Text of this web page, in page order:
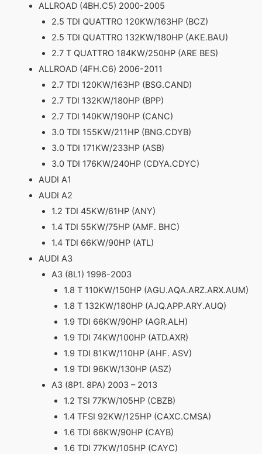
ALLROAD (4BH.C5) 2000-2005
2.5 TDI QUATTRO 120KW/163HP (BCZ)
2.5 TDI QUATTRO 132KW/180HP (AKE.BAU)
2.7 T QUATTRO 184KW/250HP (ARE BES)
ALLROAD (4FH.C6) 2006-2011
2.7 TDI 120KW/163HP (BSG.CAND)
2.7 TDI 132KW/180HP (BPP)
2.7 TDI 140KW/190HP (CANC)
3.0 TDI 155KW/211HP (BNG.CDYB)
3.0 TDI 171KW/233HP (ASB)
3.0 TDI 176KW/240HP (CDYA.CDYC)
AUDI A1
AUDI A2
1.2 TDI 45KW/61HP (ANY)
1.4 TDI 55KW/75HP (AMF. BHC)
1.4 TDI 66KW/90HP (ATL)
AUDI A3
A3 (8L1) 1996-2003
1.8 T 110KW/150HP (AGU.AQA.ARZ.ARX.AUM)
1.8 T 132KW/180HP (AJQ.APP.ARY.AUQ)
1.9 TDI 66KW/90HP (AGR.ALH)
1.9 TDI 74KW/100HP (ATD.AXR)
1.9 TDI 81KW/110HP (AHF. ASV)
1.9 TDI 96KW/130HP (ASZ)
A3 (8P1. 8PA) 2003 – 2013
1.2 TSI 77KW/105HP (CBZB)
1.4 TFSI 92KW/125HP (CAXC.CMSA)
1.6 TDI 66KW/90HP (CAYB)
1.6 TDI 77KW/105HP (CAYC)